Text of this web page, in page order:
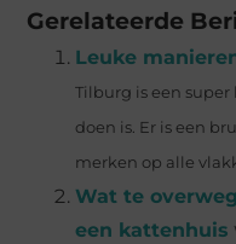
Gerelateerde
Leuke
Tilburg is een
doen is. Er is een
merken op alle
Wat te
een kattenhuis